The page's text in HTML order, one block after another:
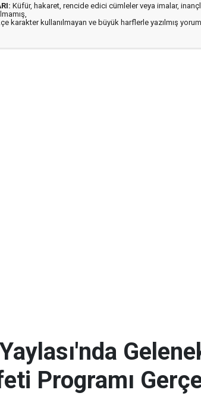
Küfür, hakaret, rencide edici cümleler veya imalar,
karakter kullanılmayan ve büyük harflerle yazılmış
Programı